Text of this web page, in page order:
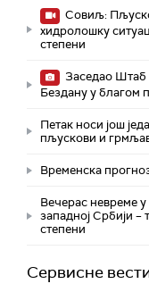
Совиљ:
хидролошку
степени
Заседао Штаб
Бездану у благом
Петак носи још
пљускови и
Временска
Вечерас невреме
западној Србији –
степени
Сервисне